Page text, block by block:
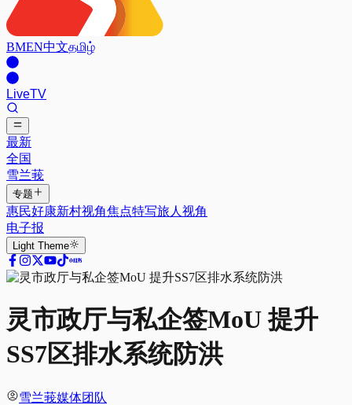
BMEN中文தமிழ்
LiveTV
最新
全国
雪兰莪
专题
惠民好康新村视角焦点特写旅人视角
电子报
Light Theme
灵市政厅与私企签MoU 提升
SS7区排水系统防洪
雪兰莪媒体团队